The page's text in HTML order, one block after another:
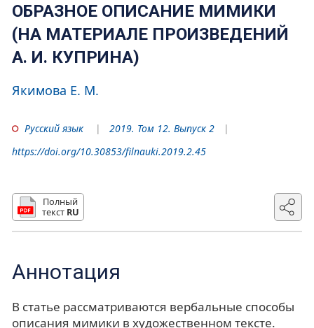
ОБРАЗНОЕ ОПИСАНИЕ МИМИКИ
(НА МАТЕРИАЛЕ ПРОИЗВЕДЕНИЙ
А. И. КУПРИНА)
Якимова Е. М.
Русский язык
2019. Том 12. Выпуск 2
https://doi.org/10.30853/filnauki.2019.2.45
Полный
текст RU
Аннотация
В статье рассматриваются вербальные способы
описания мимики в художественном тексте.